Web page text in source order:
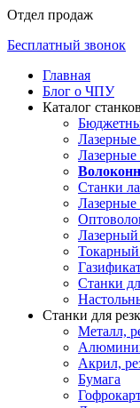
Отдел продаж
Бесплатный звонок
Главная
Блог о ЧПУ
Каталог станков
Лазерные
Лазерные
Станки
Лазерные
Лазерный
Cтанки
Станки для
Металл,
Акрил,
Бумага